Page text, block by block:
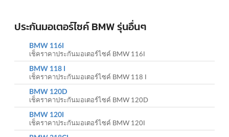
ประกันมอเตอร์ไซค์ BMW รุ่นอื่นๆ
BMW 116I
เช็คราคาประกันมอเตอร์ไซค์ BMW 116I
BMW 118 I
เช็คราคาประกันมอเตอร์ไซค์ BMW 118 I
BMW 120D
เช็คราคาประกันมอเตอร์ไซค์ BMW 120D
BMW 120I
เช็คราคาประกันมอเตอร์ไซค์ BMW 120I